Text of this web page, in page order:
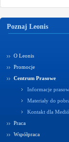
Poznaj Leonis
O Leonis
Promocje
Centrum Prasowe
Informacje
Materiały do
Kontakt dla
Praca
Współpraca